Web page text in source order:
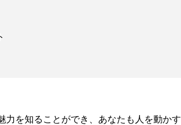
力を知ることができ、あなたも人を動かす